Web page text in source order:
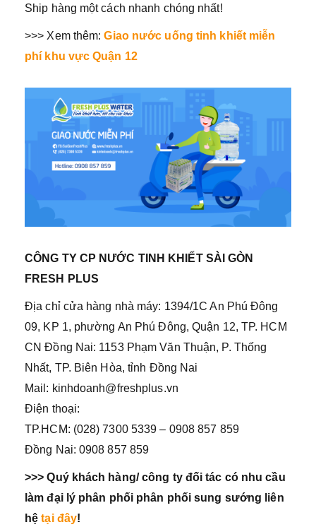
Ship hàng một cách nhanh chóng nhất!
>>> Xem thêm:Giao nước uống tinh khiết miễn
phí khu vực Quận 12
CÔNG TY CP NƯỚC TINH KHIẾT SÀI GÒN
FRESH PLUS
Địa chỉ cửa hàng nhà máy: 1394/1C An Phú Đông
09, KP 1, phường An Phú Đông, Quận 12, TP. HCM
CN Đồng Nai: 1153 Phạm Văn Thuận, P. Thống
Nhất, TP. Biên Hòa, tỉnh Đồng Nai
Mail: kinhdoanh@freshplus.vn
Điện thoại:
TP.HCM: (028) 7300 5339 – 0908 857 859
Đồng Nai: 0908 857 859
>>> Quý khách hàng/ công ty đối tác có nhu cầu
làm đại lý phân phối phân phối sung sướng liên
hệtại đây!